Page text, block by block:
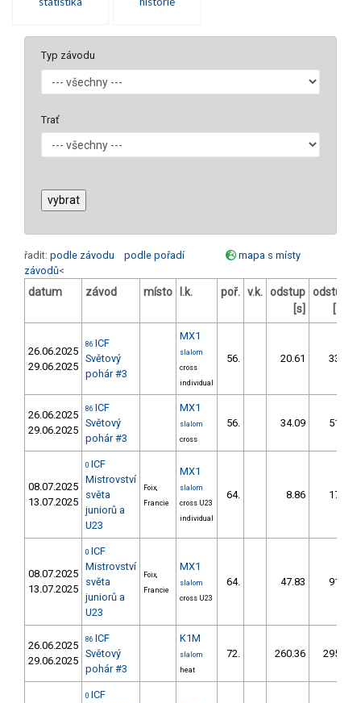
Typ závodu
Trať
řadit: podle závodu podle pořadí
mapa s místy
závodů<
datum závod místo l.k. poř. v.k. odstup
[s]
odstup
[%]
26.06.2025
29.06.2025
86 ICF
Světový
pohár #3
MX1
slalom
cross
individual
56. 20.61 33,4
26.06.2025
29.06.2025
86 ICF
Světový
pohár #3
MX1
slalom
cross
56. 34.09 51,7
08.07.2025
13.07.2025
0 ICF
Mistrovství
světa
juniorů a
U23
Foix,
Francie
MX1
slalom
cross U23
individual
64. 8.86 17,5
08.07.2025
13.07.2025
0 ICF
Mistrovství
světa
juniorů a
U23
Foix,
Francie
MX1
slalom
cross U23
64. 47.83 91,7
26.06.2025
29.06.2025
86 ICF
Světový
pohár #3
K1M
slalom
heat
72. 260.36 295,0
0 ICF